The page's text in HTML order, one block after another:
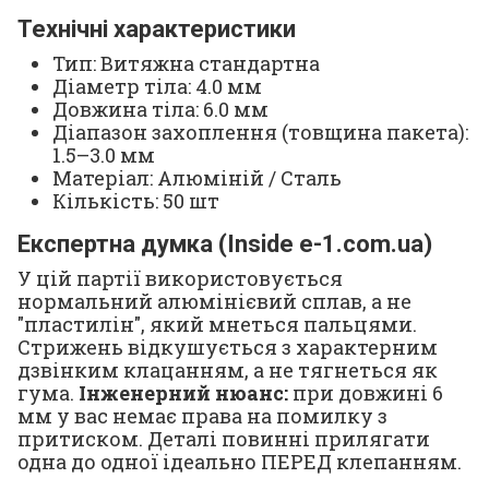
Технічні характеристики
Тип: Витяжна стандартна
Діаметр тіла: 4.0 мм
Довжина тіла: 6.0 мм
Діапазон захоплення (товщина пакета):
1.5–3.0 мм
Матеріал: Алюміній / Сталь
Кількість: 50 шт
Експертна думка (Inside e-1.com.ua)
У цій партії використовується
нормальний алюмінієвий сплав, а не
"пластилін", який мнеться пальцями.
Стрижень відкушується з характерним
дзвінким клацанням, а не тягнеться як
гума. Інженерний нюанс: при довжині 6
мм у вас немає права на помилку з
притиском. Деталі повинні прилягати
одна до одної ідеально ПЕРЕД клепанням.